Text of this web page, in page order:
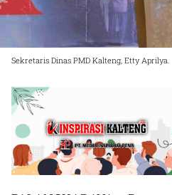
Sekretaris Dinas PMD Kalteng, Etty Aprilya.